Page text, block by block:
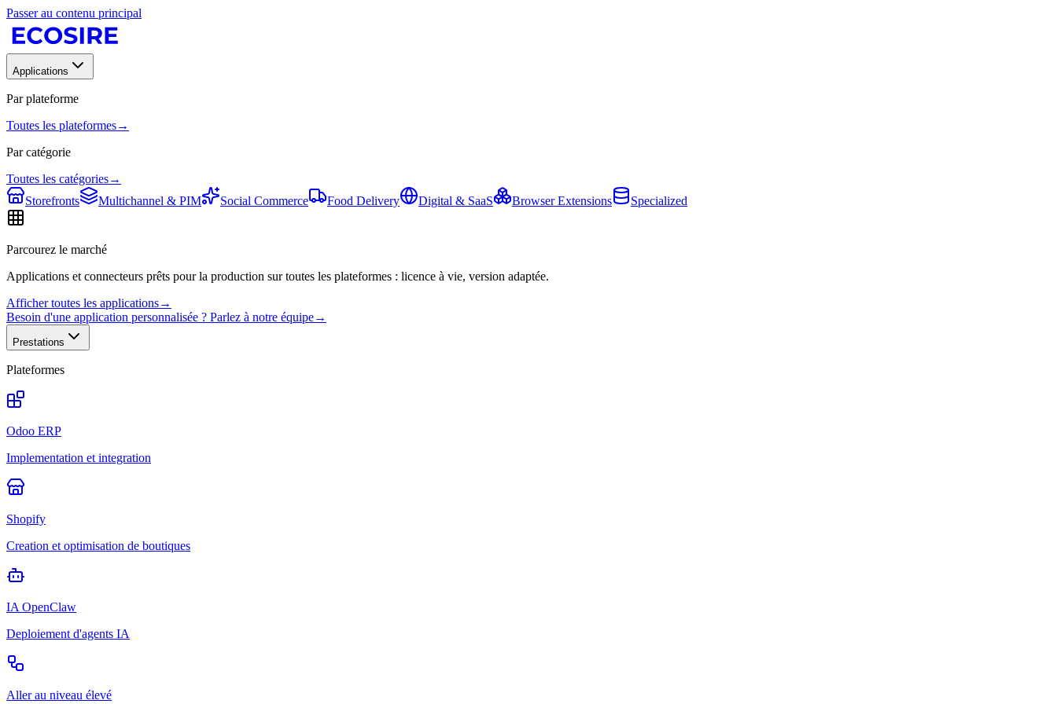
Passer au contenu principal
Applications
Par plateforme
Toutes les plateformes→
Par catégorie
Toutes les catégories→
Storefronts
Multichannel & PIM Social Commerce Food Delivery Digital & SaaS Browser Extensions Specialized
Parcourez le marché
Applications et connecteurs prêts pour la production sur toutes les plateformes : licence à vie, version adaptée.
Afficher toutes les applications→
Besoin d'une application personnalisée ? Parlez à notre équipe→
Prestations
Plateformes
Odoo ERP
Implementation et integration
Shopify
Creation et optimisation de boutiques
IA OpenClaw
Deploiement d'agents IA
Aller au niveau élevé